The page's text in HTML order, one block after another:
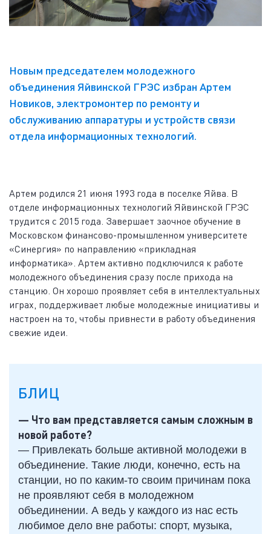
Новым председателем молодежного
объединения Яйвинской ГРЭС избран Артем
Новиков, электромонтер по ремонту и
обслуживанию аппаратуры и устройств связи
отдела информационных технологий.
Артем родился 21 июня 1993 года в поселке Яйва. В
отделе информационных технологий Яйвинской ГРЭС
трудится с 2015 года. Завершает заочное обучение в
Московском финансово-промышленном университете
«Синергия» по направлению «прикладная
информатика». Артем активно подключился к работе
молодежного объединения сразу после прихода на
станцию. Он хорошо проявляет себя в интеллектуальных
играх, поддерживает любые молодежные инициативы и
настроен на то, чтобы при­внести в работу объединения
свежие идеи.
БЛИЦ
— Что вам представляется самым сложным в
новой работе?
— Привлекать больше активной молодежи в
объединение. Такие люди, конечно, есть на
станции, но по каким-то своим причинам пока
не проявляют себя в молодежном
объединении. А ведь у каждого из нас есть
любимое дело вне работы: спорт, музыка,